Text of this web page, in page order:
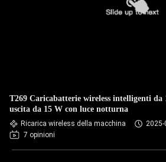
T269 Caricabatterie wireless intelligenti da
uscita da 15 W con luce notturna
Ricarica wireless della macchina
2025-
7 opinioni